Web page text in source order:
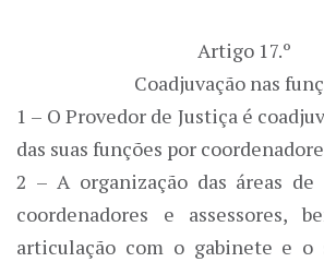
Artigo 17.º
Coadjuvação nas
1 – O Provedor de Justiça é
das suas funções por
2 – A organização das áreas de
coordenadores e assessores,
articulação com o gabinete e o